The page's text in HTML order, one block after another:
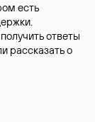
есть
ответы
рассказать о